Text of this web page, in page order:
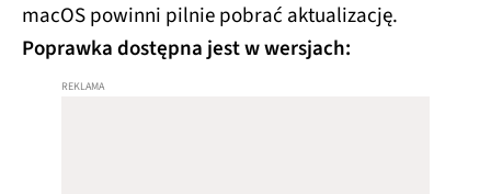
macOS powinni pilnie pobrać aktualizację.
Poprawka dostępna jest w wersjach: